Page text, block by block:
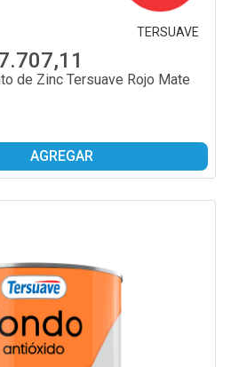
TERSUAVE
de Zinc Tersuave Rojo Mate
AGREGAR